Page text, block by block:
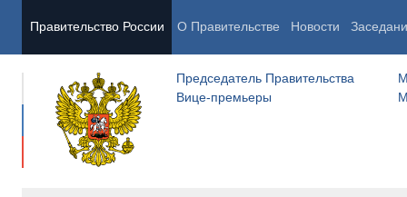
Правительство России О Правительстве Новости
Председатель Правительства
Вице-премьеры